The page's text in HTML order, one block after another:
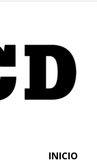
INICIO